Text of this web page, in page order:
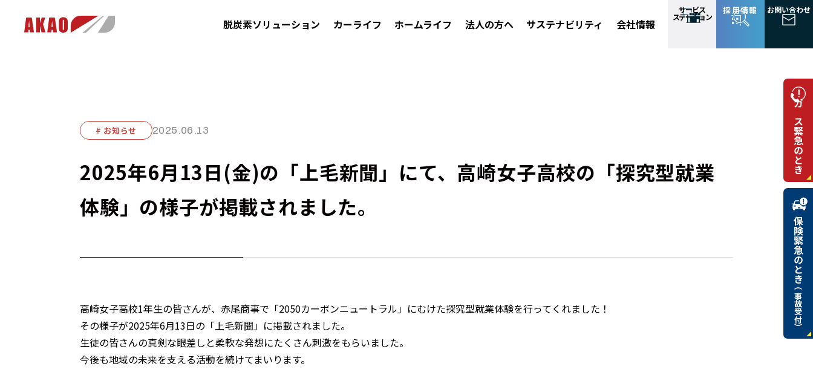
脱炭素ソリューション カーライフ ホームライフ 法人の方へ サステナビリティ 会社情報
サービス
ステーション
採用情報 お問い合わせ
ガス緊急のとき
保険緊急のとき
（事故受付）
# お知らせ 2025.06.13
2025年6月13日(金)の「上毛新聞」にて、高崎女子高校の「探究型就業
体験」の様子が掲載されました。
高崎女子高校1年生の皆さんが、赤尾商事で「2050カーボンニュートラル」にむけた探究型就業体験を行ってくれました！
その様子が2025年6月13日の「上毛新聞」に掲載されました。
生徒の皆さんの真剣な眼差しと柔軟な発想にたくさん刺激をもらいました。
今後も地域の未来を支える活動を続けてまいります。